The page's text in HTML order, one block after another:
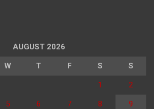
AUGUST 2026
W T F S S
1 2
5 6 7 8 9